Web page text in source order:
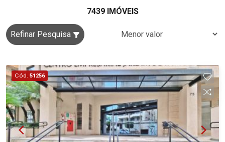
7439 IMÓVEIS
Refinar Pesquisa
Cód. 51256